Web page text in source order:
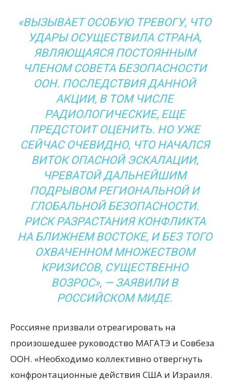
«ВЫЗЫВАЕТ ОСОБУЮ ТРЕВОГУ, ЧТО
УДАРЫ ОСУЩЕСТВИЛА СТРАНА,
ЯВЛЯЮЩАЯСЯ ПОСТОЯННЫМ
ЧЛЕНОМ СОВЕТА БЕЗОПАСНОСТИ
ООН. ПОСЛЕДСТВИЯ ДАННОЙ
АКЦИИ, В ТОМ ЧИСЛЕ
РАДИОЛОГИЧЕСКИЕ, ЕЩЕ
ПРЕДСТОИТ ОЦЕНИТЬ. НО УЖЕ
СЕЙЧАС ОЧЕВИДНО, ЧТО НАЧАЛСЯ
ВИТОК ОПАСНОЙ ЭСКАЛАЦИИ,
ЧРЕВАТОЙ ДАЛЬНЕЙШИМ
ПОДРЫВОМ РЕГИОНАЛЬНОЙ И
ГЛОБАЛЬНОЙ БЕЗОПАСНОСТИ.
РИСК РАЗРАСТАНИЯ КОНФЛИКТА
НА БЛИЖНЕМ ВОСТОКЕ, И БЕЗ ТОГО
ОХВАЧЕННОМ МНОЖЕСТВОМ
КРИЗИСОВ, СУЩЕСТВЕННО
ВОЗРОС», — ЗАЯВИЛИ В
РОССИЙСКОМ МИДЕ.
Россияне призвали отреагировать на
произошедшее руководство МАГАТЭ и Совбеза
ООН. «Необходимо коллективно отвергнуть
конфронтационные действия США и Израиля.